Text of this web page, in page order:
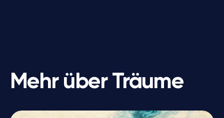
Mehr über Träume